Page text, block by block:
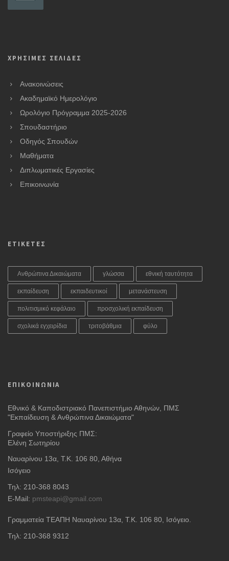
ΧΡΗΣΙΜΕΣ ΣΕΛΙΔΕΣ
Ανακοινώσεις
Ακαδημαϊκό Ημερολόγιο
Ωρολόγιο Πρόγραμμα 2025-2026
Σπουδαστήριο
Οδηγός Σπουδών
Μαθήματα
Διπλωματικές Εργασίες
Επικοινωνία
ΕΤΙΚΕΤΕΣ
Ανθρώπινα Δικαιώματα γλώσσα εθνική ταυτότητα
εκπαίδευση εκπαιδευτικοί μετανάστευση
πολιτισμικό κεφάλαιο προσχολική εκπαίδευση
σχολικά εγχειρίδια τριτοβάθμια φύλο
ΕΠΙΚΟΙΝΩΝΙΑ
Εθνικό & Καποδιστριακό Πανεπιστήμιο Αθηνών, ΠΜΣ
"Εκπαίδευση & Ανθρώπινα Δικαιώματα"
Γραφείο Υποστήριξης ΠΜΣ:
Ελένη Σωτηρίου
Ναυαρίνου 13α, Τ.Κ. 106 80, Αθήνα
Ισόγειο
Τηλ: 210-368 8043
E-Mail: pmsteapi@gmail.com
Γραμματεία ΤΕΑΠΗ Ναυαρίνου 13α , Τ.Κ. 106 80, Ισόγειο.
Τηλ: 210-368 9312